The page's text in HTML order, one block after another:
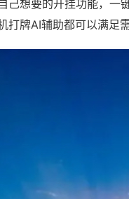
己想要的开挂功能，一
牌AI辅助都可以满足需